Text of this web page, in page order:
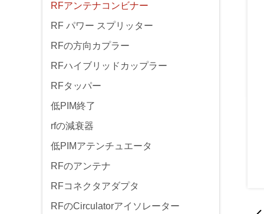
RFアンテナコンビナー
RF パワー スプリッター
RFの方向カプラー
RFハイブリッドカップラー
RFタッパー
低PIM終了
rfの減衰器
低PIMアテンチュエータ
RFのアンテナ
RFコネクタアダプタ
RFのCirculatorアイソレーター